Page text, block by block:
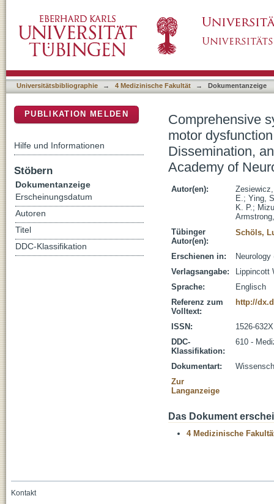
ataxia: Report of the Guideline
the American Academy of Neurology
Universitätsbibliographie → 4 Medizinische Fakultät → Dokumentanzeige
Comprehensive
motor
Dissemination,
Academy of
Autor(en):
E.; Ying,
K. P.;
Tübinger
Autor(en):
Schöls,
Erschienen in:
Verlagsangabe:
Lippincott
Sprache:
Englisch
Referenz zum
Volltext:
http://
ISSN:
1526-632X
DDC-
Klassifikation:
610 -
Dokumentart:
Zur
Langanzeige
Das Dokument
4 Medizinische
PUBLIKATION MELDEN
Hilfe und Informationen
Stöbern
Dokumentanzeige
Erscheinungsdatum
Autoren
Titel
DDC-Klassifikation
Kontakt